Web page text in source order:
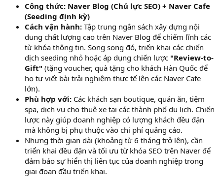
Công thức: Naver Blog (Chủ lực SEO) + Naver Cafe
(Seeding định kỳ)
Cách vận hành: Tập trung ngân sách xây dựng nội
dung chất lượng cao trên Naver Blog để chiếm lĩnh các
từ khóa thông tin. Song song đó, triển khai các chiến
dịch seeding nhỏ hoặc áp dụng chiến lược "Review-to-
Gift" (tặng voucher, quà tặng cho khách Hàn Quốc để
họ tự viết bài trải nghiệm thực tế lên các Naver Cafe
lớn).
Phù hợp với: Các khách sạn boutique, quán ăn, tiệm
spa, dịch vụ cho thuê xe tại các thành phố du lịch. Chiến
lược này giúp doanh nghiệp có lượng khách đều đặn
mà không bị phụ thuộc vào chi phí quảng cáo.
Nhưng thời gian dài (khoảng từ 6 tháng trở lên), cần
triển khai đều đặn và tối ưu từ khóa SEO trên Naver để
đảm bảo sự hiển thị liên tục của doanh nghiệp trong
giai đoạn đầu triển khai.